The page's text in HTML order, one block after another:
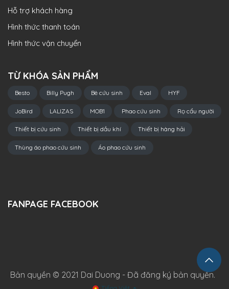
Hỗ trợ khách hàng
Hình thức thanh toán
Hình thức vận chuyển
TỪ KHÓA SẢN PHẨM
Besto Billy Pugh Bè cứu sinh Eval HYF
JoBird LALIZAS MOB1 Phao cứu sinh Rọ cẩu người
Thiết bị cứu sinh Thiết bị dầu khí Thiết bị hàng hải
Thùng áo phao cứu sinh Áo phao cứu sinh
FANPAGE FACEBOOK
Bản quyền © 2021 Dai Duong - Đã đăng ký bản quyền.